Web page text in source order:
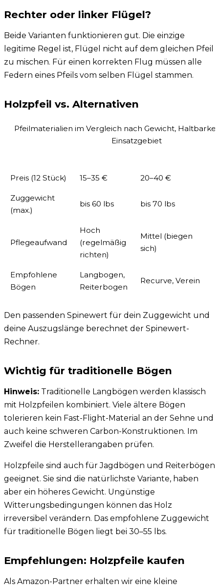
Rechter oder linker Flügel?
Beide Varianten funktionieren gut. Die einzige
legitime Regel ist, Flügel nicht auf dem gleichen Pfeil
zu mischen. Für einen korrekten Flug müssen alle
Federn eines Pfeils vom selben Flügel stammen.
Holzpfeil vs. Alternativen
Pfeilmaterialien im Vergleich nach Gewicht,
Einsatzgebiet
Preis (12 Stück) 15–35 € 20–40 €
Zuggewicht
(max.)
bis 60 lbs bis 70 lbs
Pflegeaufwand
Hoch
(regelmäßig
richten)
Mittel (biegen
sich)
Empfohlene
Bögen
Langbogen,
Reiterbogen
Recurve, Verein
Den passenden Spinewert für dein Zuggewicht und
deine Auszugslänge berechnet der Spinewert-
Rechner.
Wichtig für traditionelle Bögen
Hinweis: Traditionelle Langbögen werden klassisch
mit Holzpfeilen kombiniert. Viele ältere Bögen
tolerieren kein Fast-Flight-Material an der Sehne und
auch keine schweren Carbon-Konstruktionen. Im
Zweifel die Herstellerangaben prüfen.
Holzpfeile sind auch fürJagdbögen und Reiterbögen
geeignet. Sie sind die natürlichste Variante, haben
aber ein höheres Gewicht. Ungünstige
Witterungsbedingungen können das Holz
irreversibel verändern. Das empfohlene Zuggewicht
für traditionelle Bögen liegt bei 30–55 lbs.
Empfehlungen: Holzpfeile kaufen
Als Amazon-Partner erhalten wir eine kleine